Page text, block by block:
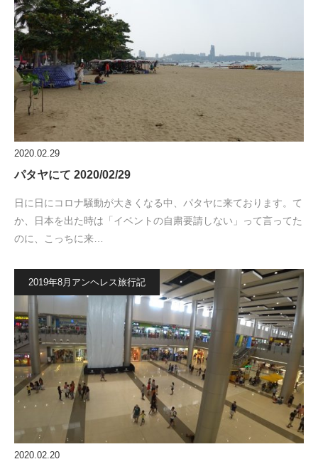
2020.02.29
パタヤにて 2020/02/29
日に日にコロナ騒動が大きくなる中、パタヤに来ております。て
か、日本を出た時は「イベントの自粛要請しない」って言ってた
のに、こっちに来…
2019年8月アンヘレス旅行記
2020.02.20